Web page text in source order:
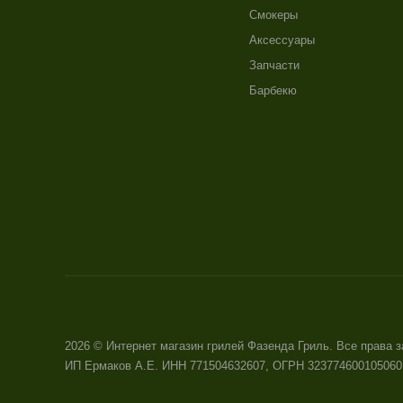
Смокеры
Аксессуары
Запчасти
Барбекю
2026 © Интернет магазин грилей Фазенда Гриль. Все права
ИП Ермаков А.Е. ИНН 771504632607, ОГРН 323774600105060